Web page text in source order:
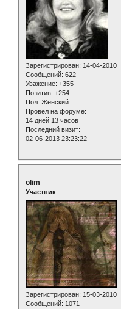
Зарегистрирован: 14-04-2010
Сообщений: 622
Уважение: +355
Позитив: +254
Пол: Женский
Провел на форуме:
14 дней 13 часов
Последний визит:
02-06-2013 23:23:22
olim
Участник
Зарегистрирован: 15-03-2010
Сообщений: 1071